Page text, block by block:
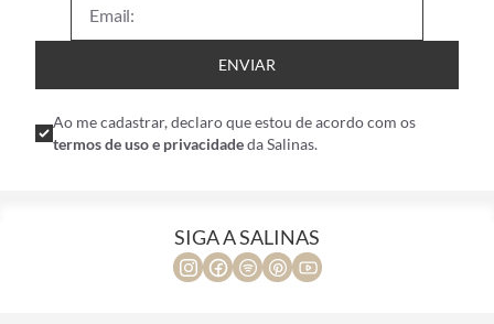
ENVIAR
Ao me cadastrar, declaro que estou de acordo com os
termos de uso e privacidadeda Salinas.
SIGA A SALINAS